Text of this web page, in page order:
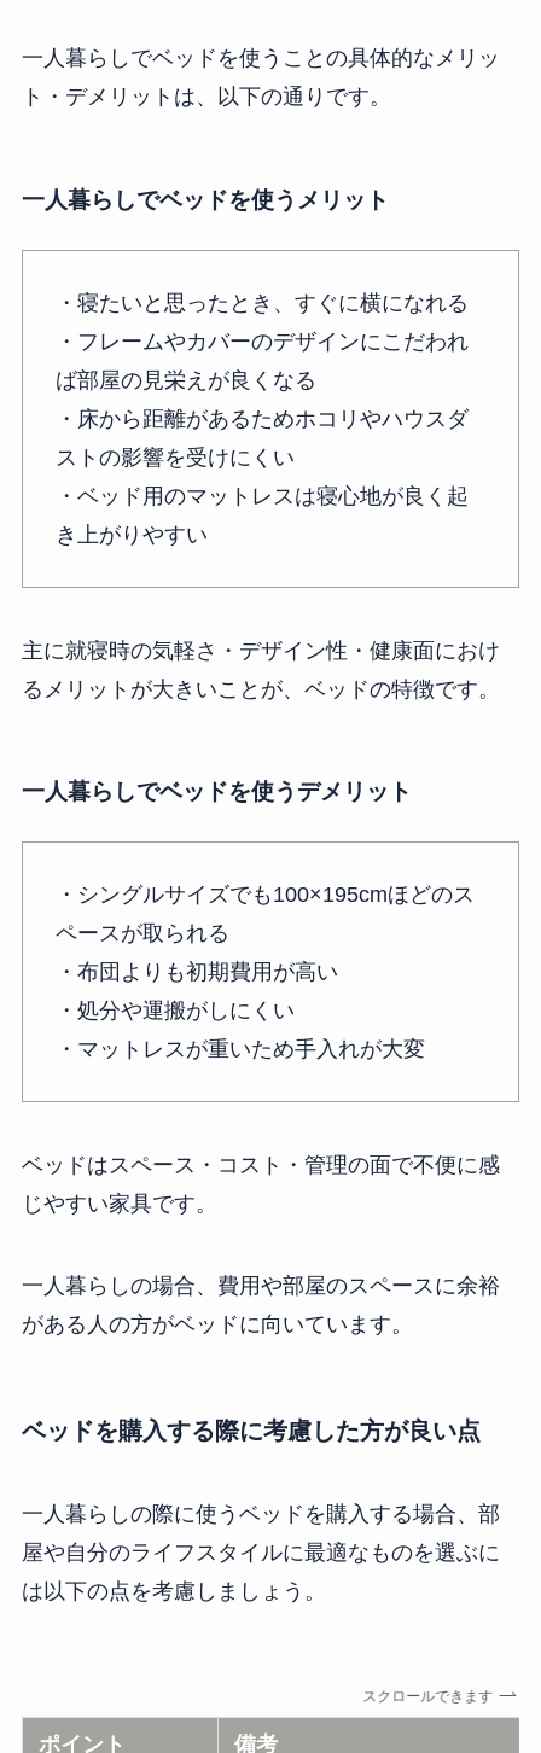
一人暮らしでベッドを使うことの具体的なメリッ
ト・デメリットは、以下の通りです。
一人暮らしでベッドを使うメリット
・寝たいと思ったとき、すぐに横になれる
・フレームやカバーのデザインにこだわれ
ば部屋の見栄えが良くなる
・床から距離があるためホコリやハウスダ
ストの影響を受けにくい
・ベッド用のマットレスは寝心地が良く起
き上がりやすい
主に就寝時の気軽さ・デザイン性・健康面におけ
るメリットが大きいことが、ベッドの特徴です。
一人暮らしでベッドを使うデメリット
・シングルサイズでも100×195cmほどのス
ペースが取られる
・布団よりも初期費用が高い
・処分や運搬がしにくい
・マットレスが重いため手入れが大変
ベッドはスペース・コスト・管理の面で不便に感
じやすい家具です。
一人暮らしの場合、費用や部屋のスペースに余裕
がある人の方がベッドに向いています。
ベッドを購入する際に考慮した方が良い点
一人暮らしの際に使うベッドを購入する場合、部
屋や自分のライフスタイルに最適なものを選ぶに
は以下の点を考慮しましょう。
スクロールできます
ポイント 備考